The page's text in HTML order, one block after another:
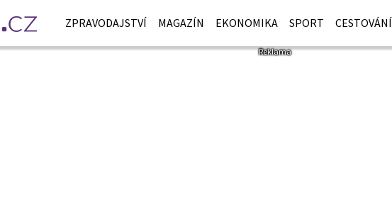
ZPRAVODAJSTVÍ MAGAZÍN EKONOMIKA SPORT CESTOVÁNÍ